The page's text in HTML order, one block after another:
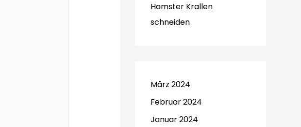
Hamster Krallen
schneiden
März 2024
Februar 2024
Januar 2024